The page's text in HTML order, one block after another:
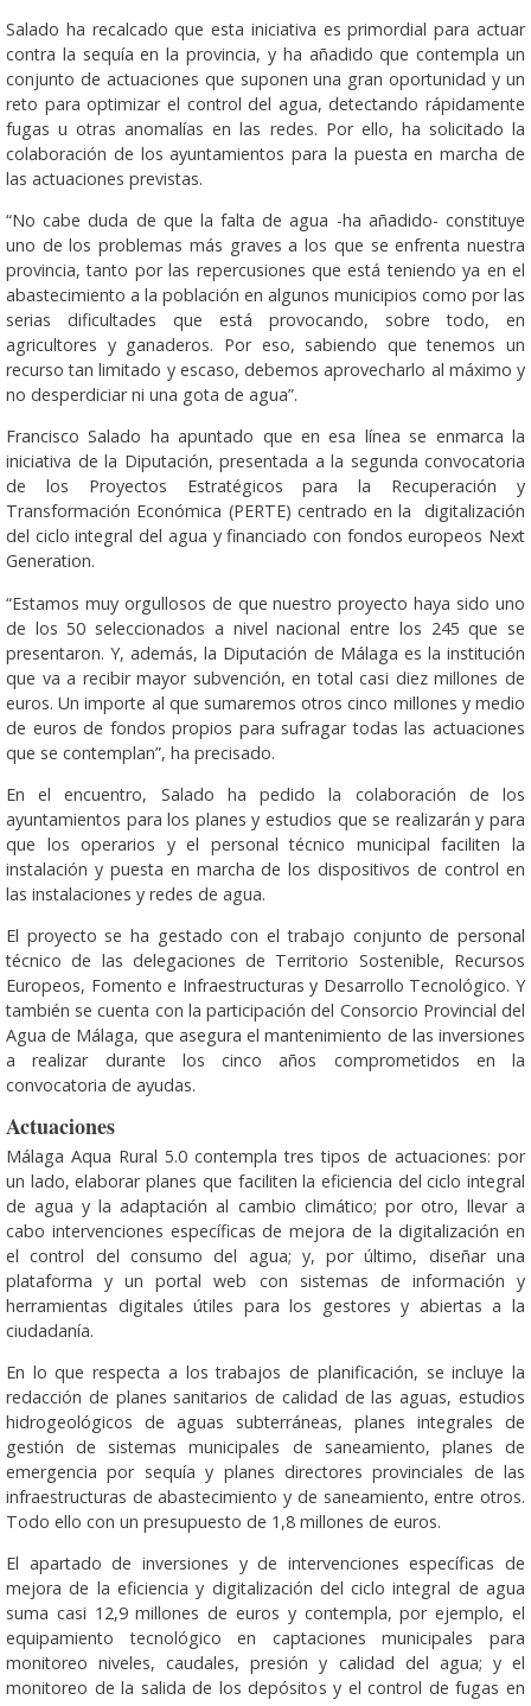
Salado ha recalcado que esta iniciativa es primordial para actuar
contra la sequía en la provincia, y ha añadido que contempla un
conjunto de actuaciones que suponen una gran oportunidad y un
reto para optimizar el control del agua, detectando rápidamente
fugas u otras anomalías en las redes. Por ello, ha solicitado la
colaboración de los ayuntamientos para la puesta en marcha de
las actuaciones previstas.
“No cabe duda de que la falta de agua -ha añadido- constituye
uno de los problemas más graves a los que se enfrenta nuestra
provincia, tanto por las repercusiones que está teniendo ya en el
abastecimiento a la población en algunos municipios como por las
serias dificultades que está provocando, sobre todo, en
agricultores y ganaderos. Por eso, sabiendo que tenemos un
recurso tan limitado y escaso, debemos aprovecharlo al máximo y
no desperdiciar ni una gota de agua”.
Francisco Salado ha apuntado que en esa línea se enmarca la
iniciativa de la Diputación, presentada a la segunda convocatoria
de los Proyectos Estratégicos para la Recuperación y
Transformación Económica (PERTE) centrado en la digitalización
del ciclo integral del agua y financiado con fondos europeos Next
Generation.
“Estamos muy orgullosos de que nuestro proyecto haya sido uno
de los 50 seleccionados a nivel nacional entre los 245 que se
presentaron. Y, además, la Diputación de Málaga es la institución
que va a recibir mayor subvención, en total casi diez millones de
euros. Un importe al que sumaremos otros cinco millones y medio
de euros de fondos propios para sufragar todas las actuaciones
que se contemplan”, ha precisado.
En el encuentro, Salado ha pedido la colaboración de los
ayuntamientos para los planes y estudios que se realizarán y para
que los operarios y el personal técnico municipal faciliten la
instalación y puesta en marcha de los dispositivos de control en
las instalaciones y redes de agua.
El proyecto se ha gestado con el trabajo conjunto de personal
técnico de las delegaciones de Territorio Sostenible, Recursos
Europeos, Fomento e Infraestructuras y Desarrollo Tecnológico. Y
también se cuenta con la participación del Consorcio Provincial del
Agua de Málaga, que asegura el mantenimiento de las inversiones
a realizar durante los cinco años comprometidos en la
convocatoria de ayudas.
Actuaciones
Málaga Aqua Rural 5.0 contempla tres tipos de actuaciones: por
un lado, elaborar planes que faciliten la eficiencia del ciclo integral
de agua y la adaptación al cambio climático; por otro, llevar a
cabo intervenciones específicas de mejora de la digitalización en
el control del consumo del agua; y, por último, diseñar una
plataforma y un portal web con sistemas de información y
herramientas digitales útiles para los gestores y abiertas a la
ciudadanía.
En lo que respecta a los trabajos de planificación, se incluye la
redacción de planes sanitarios de calidad de las aguas, estudios
hidrogeológicos de aguas subterráneas, planes integrales de
gestión de sistemas municipales de saneamiento, planes de
emergencia por sequía y planes directores provinciales de las
infraestructuras de abastecimiento y de saneamiento, entre otros.
Todo ello con un presupuesto de 1,8 millones de euros.
El apartado de inversiones y de intervenciones específicas de
mejora de la eficiencia y digitalización del ciclo integral de agua
suma casi 12,9 millones de euros y contempla, por ejemplo, el
equipamiento tecnológico en captaciones municipales para
monitoreo niveles, caudales, presión y calidad del agua; y el
monitoreo de la salida de los depósitos y el control de fugas en